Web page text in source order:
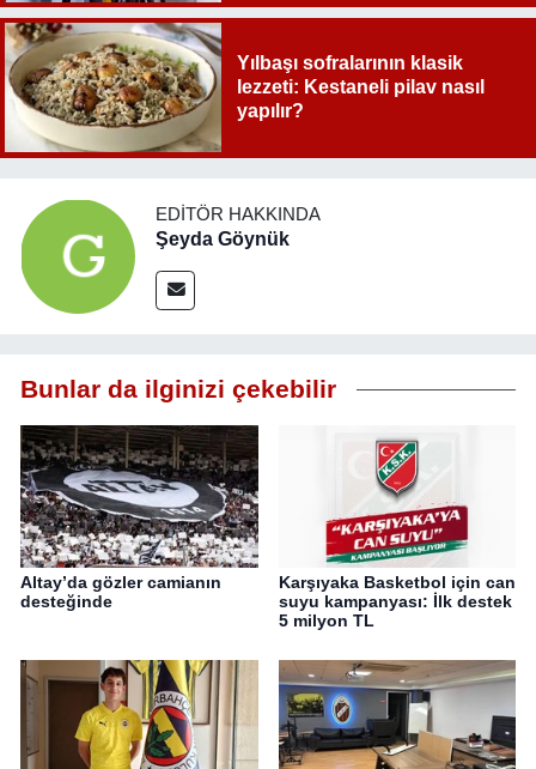
Yılbaşı sofralarının klasik
lezzeti: Kestaneli pilav nasıl
yapılır?
EDITÖR HAKKINDA
Şeyda Göynük
Bunlar da ilginizi çekebilir
Altay’da gözler camianın
desteğinde
Karşıyaka Basketbol için can
suyu kampanyası: İlk destek
5 milyon TL